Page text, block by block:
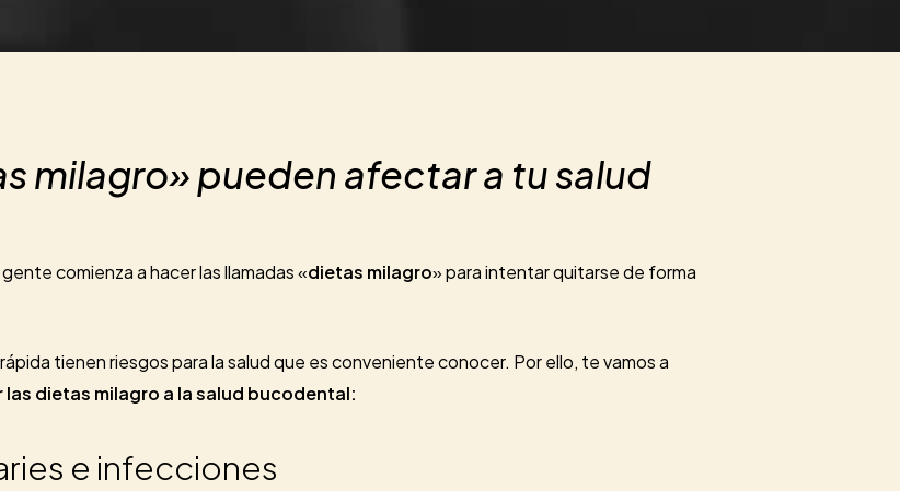
milagro» pueden afectar a tu salud
comienza a hacer las llamadas «dietas milagro» para intentar quitarse de forma
tienen riesgos para la salud que es conveniente conocer. Por ello, te vamos a
dietas milagro a la salud bucodental:
e infecciones